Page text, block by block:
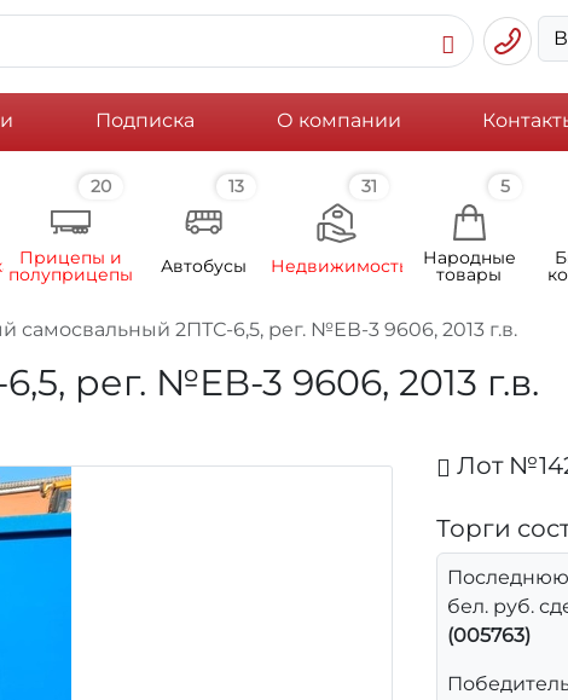
Подписка О компании
20
Прицепы и
полуприцепы
13
Автобусы
31
Недвижимость
5
Народные
товары
самосвальный 2ПТС-6,5, рег. №ЕВ-3 9606, 2013 г.в.
рег. №ЕВ-3 9606, 2013 г.в.
Лот
Торги
Последнюю
бел. руб.
(005763)